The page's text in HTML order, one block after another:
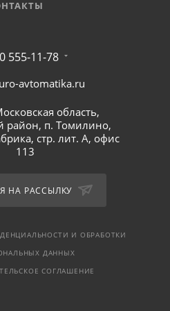
555-11-78
avtomatika.ru
область,
район, п. Томилино,
стр. лит. А, офис
113
НА РАССЫЛКУ
И ОБРАБОТКИ
ДАННЫХ
СОГЛАШЕНИЕ